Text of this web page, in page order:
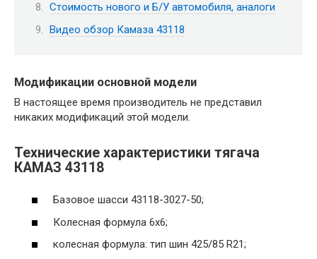
Стоимость нового и Б/У автомобиля, аналоги
Видео обзор Камаза 43118
Модификации основной модели
В настоящее время производитель не представил
никаких модификаций этой модели.
Технические характеристики тягача
КАМАЗ 43118
Базовое шасси 43118-3027-50;
Колесная формула 6х6;
колесная формула: тип шин 425/85 R21;